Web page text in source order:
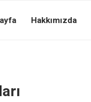
Hakkımızda